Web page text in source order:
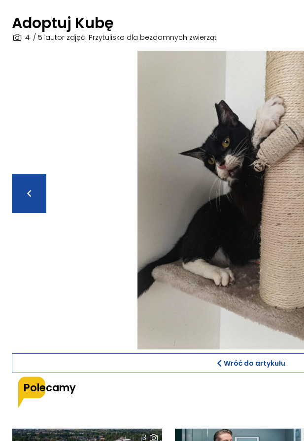
Adoptuj Kubę
4 / 5 autor zdjęć: Przytulisko dla bezdomnych zwierząt
Wróć do artykułu
Polecamy
3